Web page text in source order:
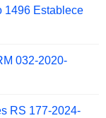
1496 Establece
032-2020-
RS 177-2024-